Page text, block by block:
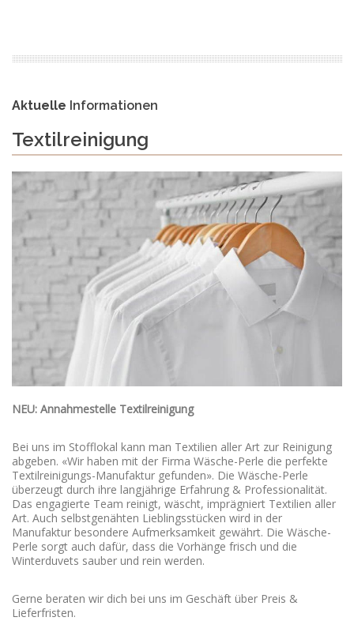
Aktuelle Informationen
Textilreinigung
NEU: Annahmestelle Textilreinigung
Bei uns im Stofflokal kann man Textilien aller Art zur Reinigung
abgeben. «Wir haben mit der Firma Wäsche-Perle die perfekte
Textilreinigungs-Manufaktur gefunden». Die Wäsche-Perle
überzeugt durch ihre langjährige Erfahrung & Professionalität.
Das engagierte Team reinigt, wäscht, imprägniert Textilien aller
Art. Auch selbstgenähten Lieblingsstücken wird in der
Manufaktur besondere Aufmerksamkeit gewährt. Die Wäsche-
Perle sorgt auch dafür, dass die Vorhänge frisch und die
Winterduvets sauber und rein werden.
Gerne beraten wir dich bei uns im Geschäft über Preis &
Lieferfristen.